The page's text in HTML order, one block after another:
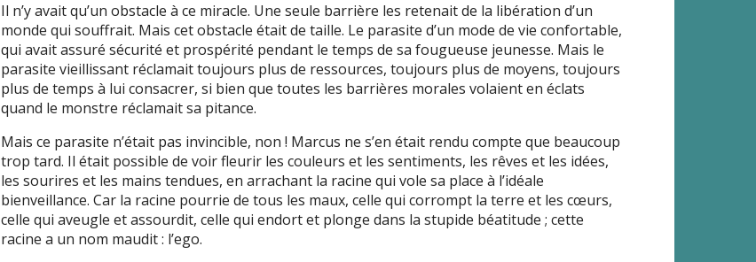
Il n’y avait qu’un obstacle à ce miracle. Une seule barrière les retenait de la libération d’un
monde qui souffrait. Mais cet obstacle était de taille. Le parasite d’un mode de vie confortable,
qui avait assuré sécurité et prospérité pendant le temps de sa fougueuse jeunesse. Mais le
parasite vieillissant réclamait toujours plus de ressources, toujours plus de moyens, toujours
plus de temps à lui consacrer, si bien que toutes les barrières morales volaient en éclats
quand le monstre réclamait sa pitance.
Mais ce parasite n’était pas invincible, non ! Marcus ne s’en était rendu compte que beaucoup
trop tard. Il était possible de voir fleurir les couleurs et les sentiments, les rêves et les idées,
les sourires et les mains tendues, en arrachant la racine qui vole sa place à l’idéale
bienveillance. Car la racine pourrie de tous les maux, celle qui corrompt la terre et les cœurs,
celle qui aveugle et assourdit, celle qui endort et plonge dans la stupide béatitude ; cette
racine a un nom maudit : l’ego.